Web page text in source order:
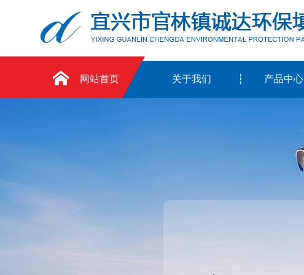
网站首页 关于我们 产品中心